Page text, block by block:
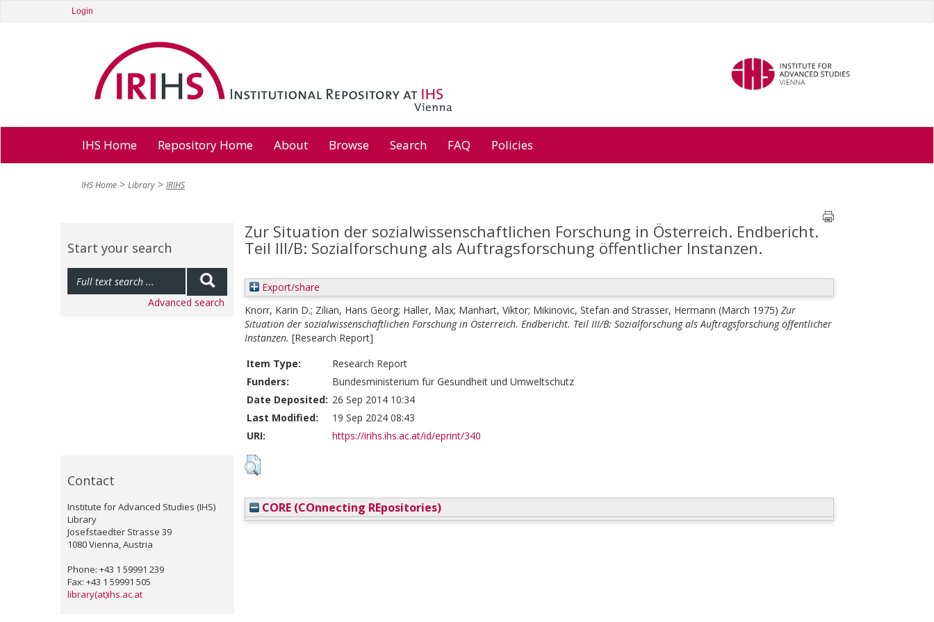
Login
IHS Home Repository Home About Browse Search FAQ Policies
IHS Home Library IRIHS
Start your search
Advanced search
Contact
Institute for Advanced Studies (IHS)
Library
Josefstaedter Strasse 39
1080 Vienna, Austria
Phone: +43 1 59991 239
Fax: +43 1 59991 505
library(at)ihs.ac.at
Zur Situation der sozialwissenschaftlichen Forschung in Österreich. Endbericht.
Teil III/B: Sozialforschung als Auftragsforschung öffentlicher Instanzen.
Export/share
Knorr, Karin D.; Zilian, Hans Georg; Haller, Max; Manhart, Viktor; Mikinovic, Stefan and Strasser, Hermann (March 1975) Zur
Situation der sozialwissenschaftlichen Forschung in Österreich. Endbericht. Teil III/B: Sozialforschung als Auftragsforschung öffentlicher
Instanzen. [Research Report]
Item Type:
Research Report
Funders:
Bundesministerium für Gesundheit und Umweltschutz
Date Deposited: 26 Sep 2014 10:34
Last Modified:
19 Sep 2024 08:43
URI:
https://irihs.ihs.ac.at/id/eprint/340
CORE (COnnecting REpositories)